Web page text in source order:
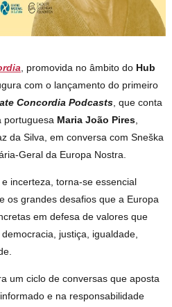
, promovida no âmbito do Hub
com o lançamento do primeiro
Concordia Podcasts, que conta
portuguesa Maria João Pires,
da Silva, em conversa com Sneška
Geral da Europa Nostra.
incerteza, torna-se essencial
os grandes desafios que a Europa
em defesa de valores que
justiça, igualdade,
um ciclo de conversas que aposta
e na responsabilidade